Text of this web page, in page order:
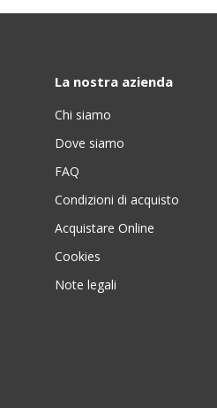
La nostra azienda
Chi siamo
Dove siamo
FAQ
Condizioni di acquisto
Acquistare Online
Cookies
Note legali